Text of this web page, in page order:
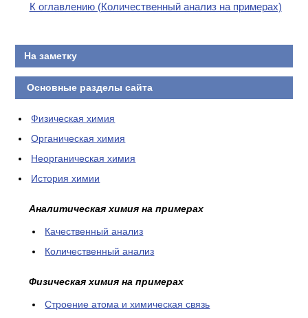
К оглавлению (Количественный анализ на примерах)
На заметку
Основные разделы сайта
Физическая химия
Органическая химия
Неорганическая химия
История химии
Аналитическая химия на примерах
Качественный анализ
Количественный анализ
Физическая химия на примерах
Cтроение атома и химическая связь